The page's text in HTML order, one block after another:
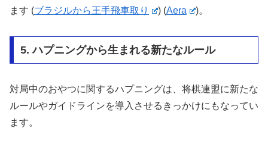
ます​ (ブラジルから王手飛車取り )(Aera )​。
5. ハプニングから生まれる新たなルール
対局中のおやつに関するハプニングは、将棋連盟に新たな
ルールやガイドラインを導入させるきっかけにもなってい
ます。